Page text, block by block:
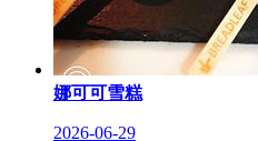
娜可可雪糕
2026-06-29